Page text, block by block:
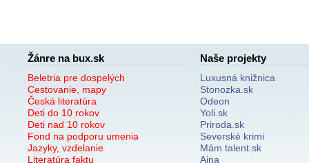
Žánre na bux.sk
Beletria pre dospelých
Cestovanie, mapy
Česká literatúra
Deti do 10 rokov
Deti nad 10 rokov
Fond na podporu umenia
Jazyky, vzdelanie
Literatúra faktu
Naše projekty
Luxusná knižnica
Stonozka.sk
Odeon
Yoli.sk
Priroda.sk
Severské krimi
Mám talent.sk
Ajna